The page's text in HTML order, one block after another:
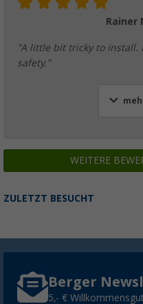
Rainer
"A little bit tricky to install.
safety."
WEITERE
ZULETZT BESUCHT
Berger
5,- €